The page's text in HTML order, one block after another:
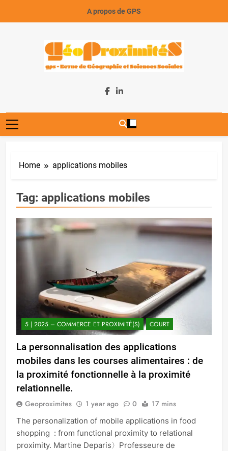
A propos de GPS
GeoProximiteS
Home applications mobiles
Tag: applications mobiles
5 | 2025 – COMMERCE ET PROXIMITÉ(S) COURT
La personnalisation des applications
mobiles dans les courses alimentaires : de
la proximité fonctionnelle à la proximité
relationnelle.
Geoproximites 1 year ago 0 17 mins
The personalization of mobile applications in food
shopping : from functional proximity to relational
proximity. Martine Deparis〉Professeure de